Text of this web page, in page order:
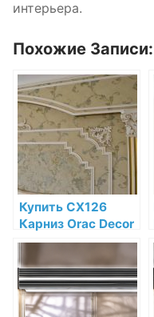
интерьера.
Похожие Записи:
Купить CX126
Карниз Orac Decor
Дюрополимер по
интернет-
магазине